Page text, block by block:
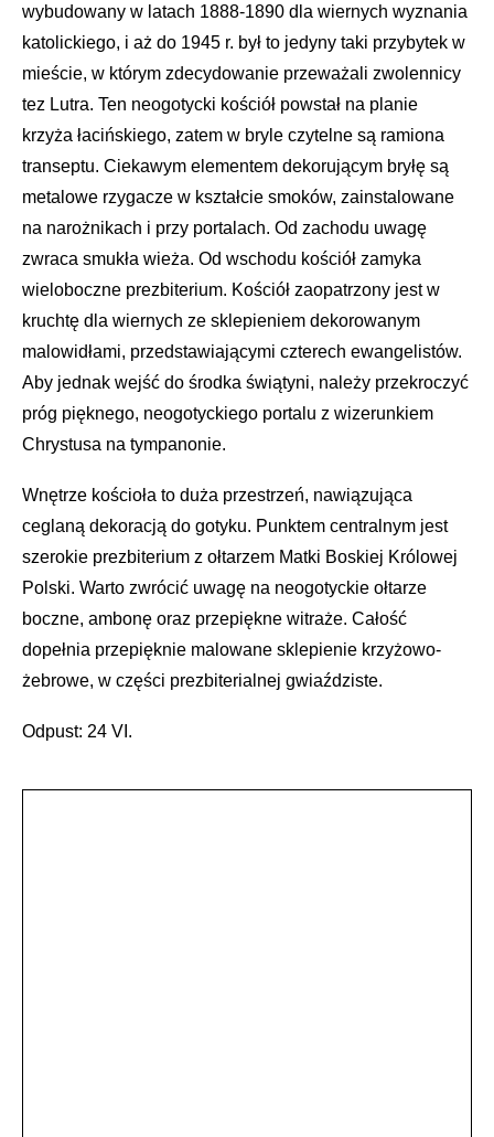
wybudowany w latach 1888-1890 dla wiernych wyznania
katolickiego, i aż do 1945 r. był to jedyny taki przybytek w
mieście, w którym zdecydowanie przeważali zwolennicy
tez Lutra. Ten neogotycki kościół powstał na planie
krzyża łacińskiego, zatem w bryle czytelne są ramiona
transeptu. Ciekawym elementem dekorującym bryłę są
metalowe rzygacze w kształcie smoków, zainstalowane
na narożnikach i przy portalach. Od zachodu uwagę
zwraca smukła wieża. Od wschodu kościół zamyka
wieloboczne prezbiterium. Kościół zaopatrzony jest w
kruchtę dla wiernych ze sklepieniem dekorowanym
malowidłami, przedstawiającymi czterech ewangelistów.
Aby jednak wejść do środka świątyni, należy przekroczyć
próg pięknego, neogotyckiego portalu z wizerunkiem
Chrystusa na tympanonie.
Wnętrze kościoła to duża przestrzeń, nawiązująca
ceglaną dekoracją do gotyku. Punktem centralnym jest
szerokie prezbiterium z ołtarzem Matki Boskiej Królowej
Polski. Warto zwrócić uwagę na neogotyckie ołtarze
boczne, ambonę oraz przepiękne witraże. Całość
dopełnia przepięknie malowane sklepienie krzyżowo-
żebrowe, w części prezbiterialnej gwiaździste.
Odpust: 24 VI.